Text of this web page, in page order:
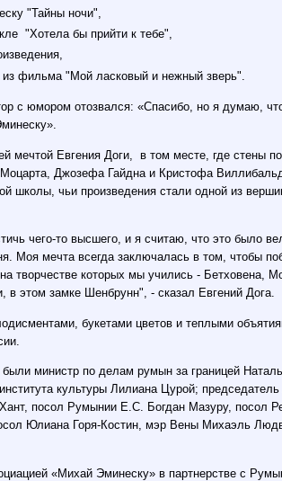
"Тайны ночи",
"Хотела бы прийти к тебе",
фильма "Мой ласковый и нежный зверь".
с юмором отозвался: «Спасибо, но я думаю,
мечтой Евгения Доги, в том месте, где стены
Джозефа Гайдна и Кристофа
школы, чьи произведения стали одной из
чего-то высшего, и я считаю, что это было
Моя мечта всегда заключалась в том, чтобы
творчестве которых мы учились - Бетховена,
в этом замке Шенбрунн", - сказал Евгений Дога.
букетами цветов и теплыми
министр по делам румын за границей
культуры Лилиана Цурой;
посол Румынии Е.С. Богдан Мазуру, посол
Юлиана Горя-Костин, мэр Вены Михаэль
«Михай Эминеску» в партнерстве с